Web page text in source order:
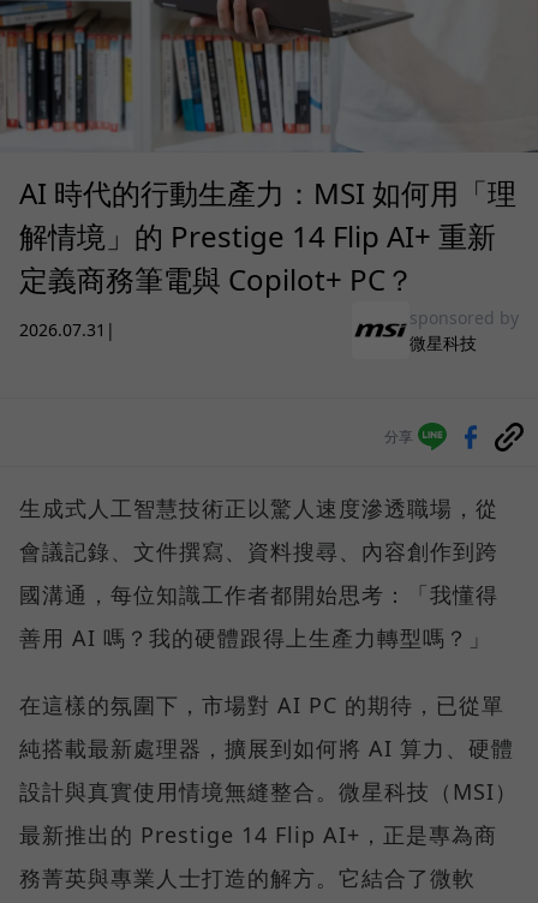
AI 時代的行動生產力：MSI 如何用「理
解情境」的 Prestige 14 Flip AI+ 重新
定義商務筆電與 Copilot+ PC？
2026.07.31 |
sponsored by
微星科技
分享
生成式人工智慧技術正以驚人速度滲透職場，從
會議記錄、文件撰寫、資料搜尋、內容創作到跨
國溝通，每位知識工作者都開始思考：「我懂得
善用 AI 嗎？我的硬體跟得上生產力轉型嗎？」
在這樣的氛圍下，市場對 AI PC 的期待，已從單
純搭載最新處理器，擴展到如何將 AI 算力、硬體
設計與真實使用情境無縫整合。微星科技（MSI）
最新推出的 Prestige 14 Flip AI+，正是專為商
務菁英與專業人士打造的解方。它結合了微軟